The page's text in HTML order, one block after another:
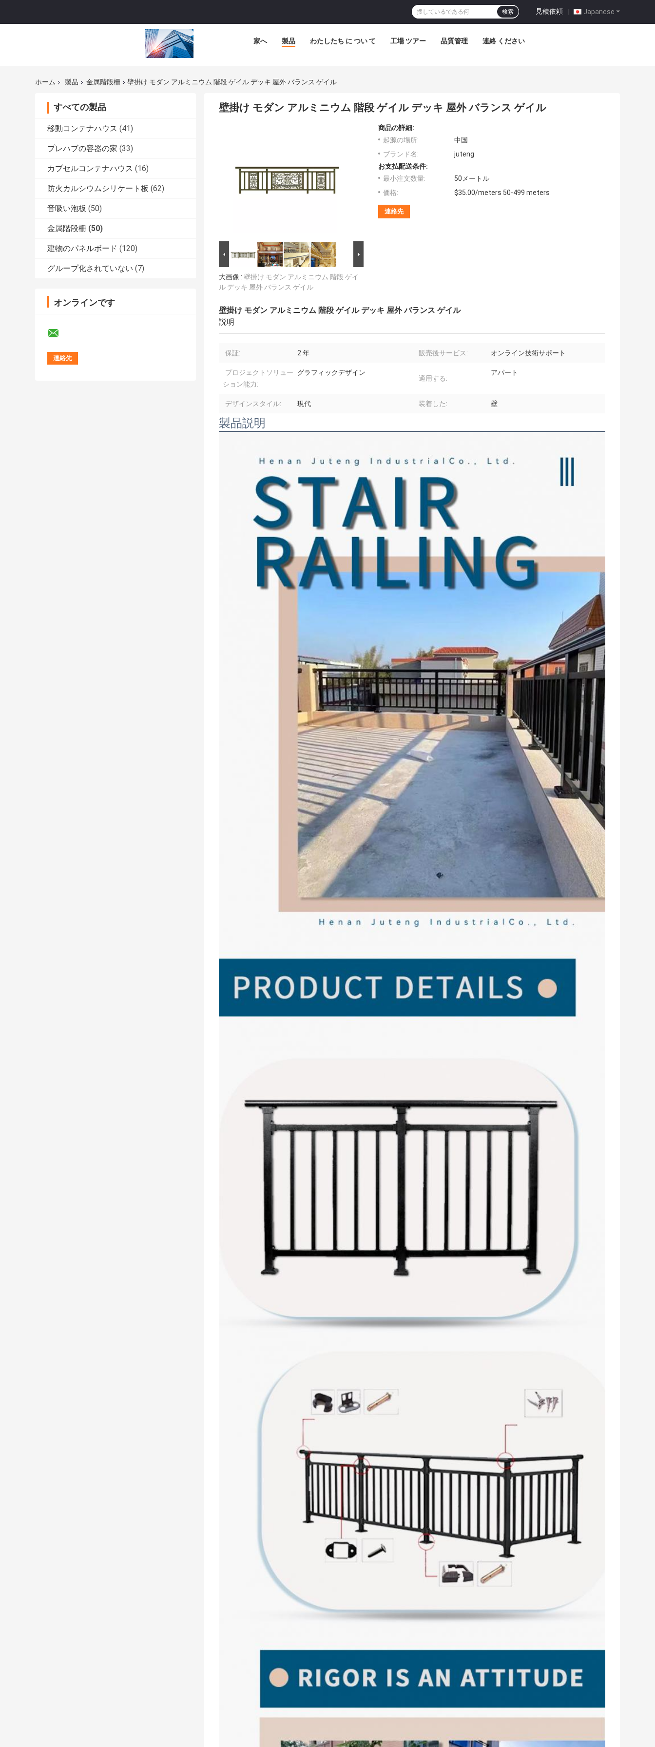
Japanese
見積依頼 |
検索
家へ 製品 わたしたち に つい て 工場 ツアー 品質管理 連絡 ください
ホーム 製品 金属階段柵 壁掛け モダン アルミニウム 階段 ゲイル デッキ 屋外 バランス ゲイル
すべての製品
移動コンテナハウス (41)
プレハブの容器の家 (33)
カプセルコンテナハウス (16)
防火カルシウムシリケート板 (62)
音吸い泡板 (50)
金属階段柵 (50)
建物のパネルボード (120)
グループ化されていない (7)
オンラインです
壁掛け モダン アルミニウム 階段 ゲイル デッキ 屋外 バランス ゲイル
大画像 : 壁掛け モダン アルミニウム 階段 ゲイ
ル デッキ 屋外 バランス ゲイル
商品の詳細:
起源の場所:
中国
ブランド名:
juteng
お支払配送条件:
最小注文数量:
50メートル
価格:
$35.00/meters 50-499 meters
連絡先
壁掛け モダン アルミニウム 階段 ゲイル デッキ 屋外 バランス ゲイル
説明
保証: 2 年 販売後サービス: オンライン技術サポート
プロジェクトソリュー
ション能力:
グラフィックデザイン
適用する:
アパート
デザインスタイル: 現代 装着した: 壁
製品説明